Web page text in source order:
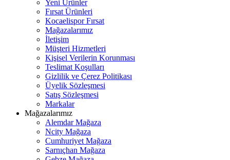
Yeni Ürünler
Fırsat Ürünleri
Kocaelispor Fırsat
Mağazalarımız
İletişim
Müşteri Hizmetleri
Kişisel Verilerin Korunması
Teslimat Koşulları
Gizlilik ve Çerez Politikası
Üyelik Sözleşmesi
Satış Sözleşmesi
Markalar
Mağazalarımız
Alemdar Mağaza
Ncity Mağaza
Cumhuriyet Mağaza
Sarnıçhan Mağaza